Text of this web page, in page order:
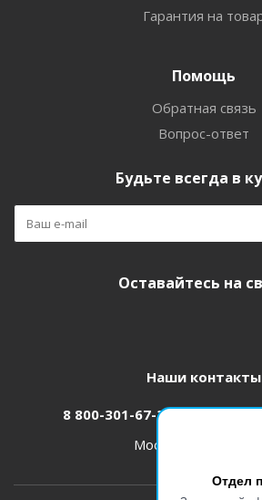
Отдел
Гарантия на
Помощь
Обратная связь
Вопрос-ответ
Будьте всегда в
Оставайтесь на
Наши контакты
8 800-301-67-31
Москва, ул.